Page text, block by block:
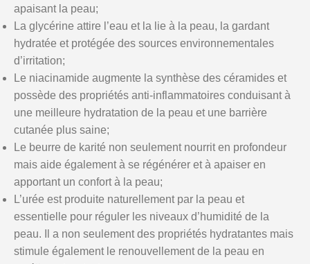
apaisant la peau;
La glycérine attire l’eau et la lie à la peau, la gardant
hydratée et protégée des sources environnementales
d’irritation;
Le niacinamide augmente la synthèse des céramides et
possède des propriétés anti-inflammatoires conduisant à
une meilleure hydratation de la peau et une barrière
cutanée plus saine;
Le beurre de karité non seulement nourrit en profondeur
mais aide également à se régénérer et à apaiser en
apportant un confort à la peau;
L’urée est produite naturellement par la peau et
essentielle pour réguler les niveaux d’humidité de la
peau. Il a non seulement des propriétés hydratantes mais
stimule également le renouvellement de la peau en